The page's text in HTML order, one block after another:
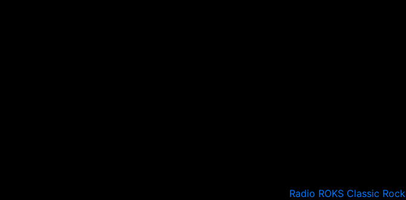
Radio ROKS Classic Rock